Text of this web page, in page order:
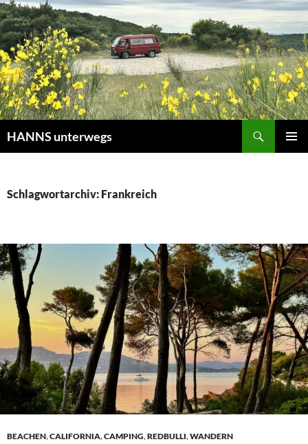
Zum
Inhalt
springen
HANNS unterwegs
Schlagwortarchiv: Frankreich
BEACHEN,CALIFORNIA,CAMPING,REDBULLI,WANDERN